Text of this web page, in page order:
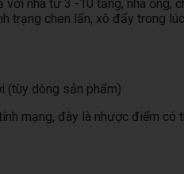
nhà từ 3 -10 tầng, nhà ống,
trạng chen lấn, xô đẩy trong
(tùy dòng sản phẩm)
mạng, đây là nhược điểm có